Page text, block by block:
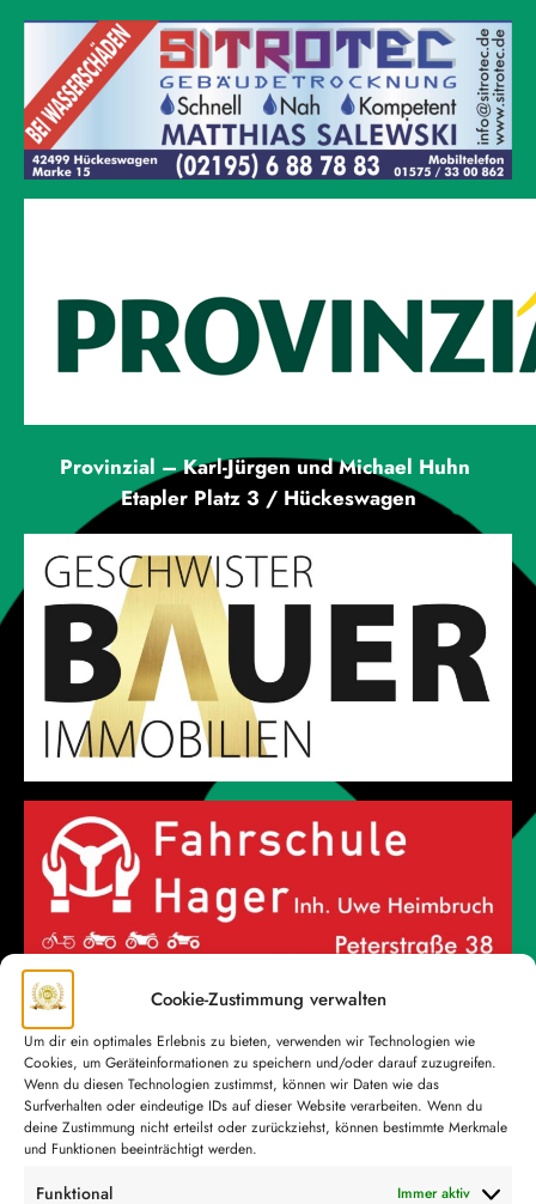
Cookie-Zustimmung verwalten
Um dir ein optimales Erlebnis zu bieten, verwenden wir Technologien wie
Cookies, um Geräteinformationen zu speichern und/oder darauf zuzugreifen.
Wenn du diesen Technologien zustimmst, können wir Daten wie das
Surfverhalten oder eindeutige IDs auf dieser Website verarbeiten. Wenn du
deine Zustimmung nicht erteilst oder zurückziehst, können bestimmte Merkmale
und Funktionen beeinträchtigt werden.
Funktional Immer aktiv
Provinzial – Karl-Jürgen und Michael Huhn
Etapler Platz 3 / Hückeswagen